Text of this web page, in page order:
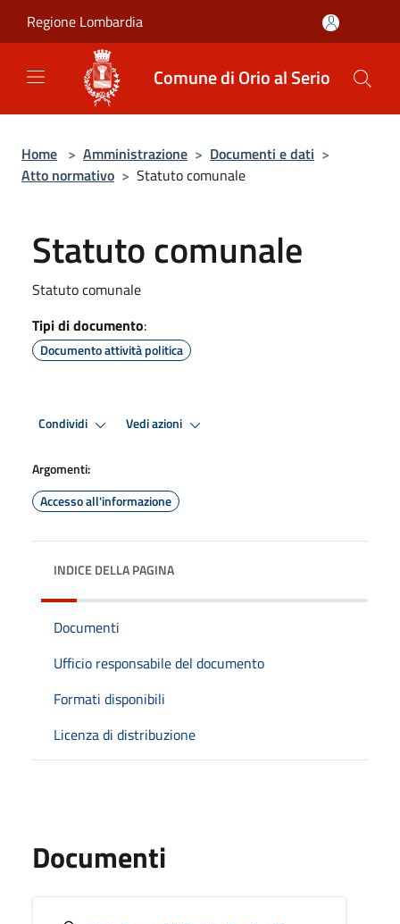
Regione Lombardia
Comune di Orio al Serio
Home > Amministrazione > Documenti e dati >
Atto normativo > Statuto comunale
Statuto comunale
Statuto comunale
Tipi di documento:
Documento attività politica
Condividi Vedi azioni
Argomenti:
Accesso all'informazione
INDICE DELLA PAGINA
Documenti
Ufficio responsabile del documento
Formati disponibili
Licenza di distribuzione
Documenti